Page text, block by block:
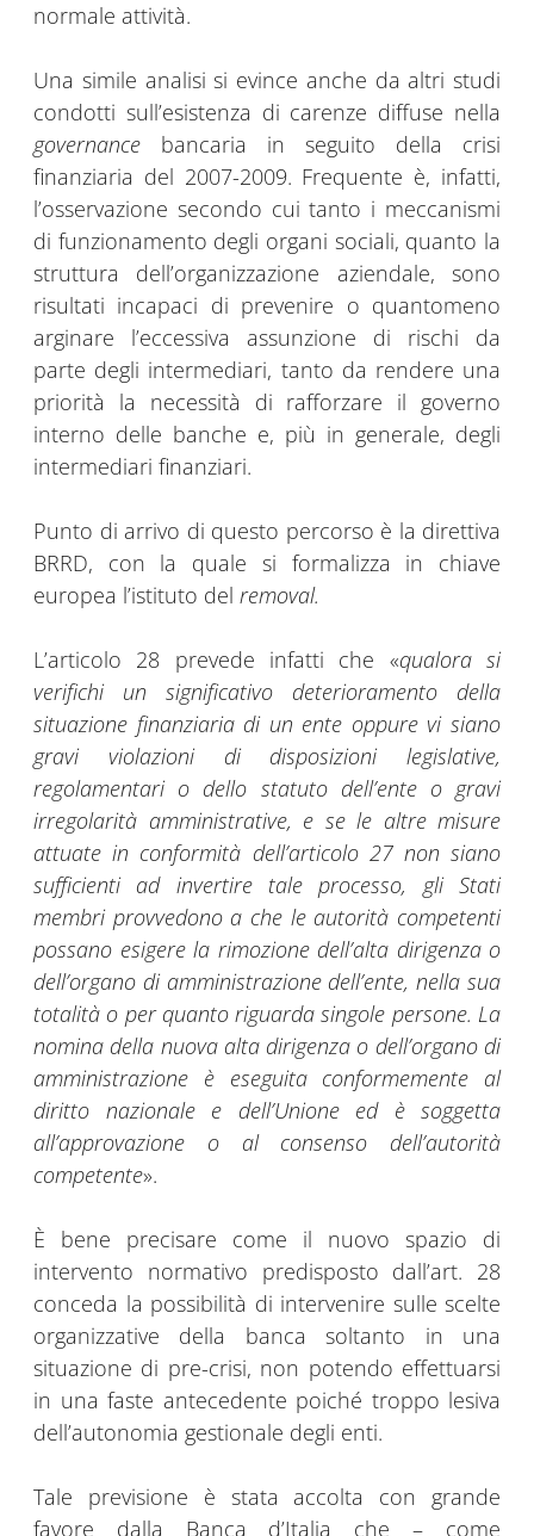
normale attività.
Una simile analisi si evince anche da altri studi
condotti sull’esistenza di carenze diffuse nella
governance bancaria in seguito della crisi
finanziaria del 2007-2009. Frequente è, infatti,
l’osservazione secondo cui tanto i meccanismi
di funzionamento degli organi sociali, quanto la
struttura dell’organizzazione aziendale, sono
risultati incapaci di prevenire o quantomeno
arginare l’eccessiva assunzione di rischi da
parte degli intermediari, tanto da rendere una
priorità la necessità di rafforzare il governo
interno delle banche e, più in generale, degli
intermediari finanziari.
Punto di arrivo di questo percorso è la direttiva
BRRD, con la quale si formalizza in chiave
europea l’istituto del removal.
L’articolo 28 prevede infatti che «qualora si
verifichi un significativo deterioramento della
situazione finanziaria di un ente oppure vi siano
gravi violazioni di disposizioni legislative,
regolamentari o dello statuto dell’ente o gravi
irregolarità amministrative, e se le altre misure
attuate in conformità dell’articolo 27 non siano
sufficienti ad invertire tale processo, gli Stati
membri provvedono a che le autorità competenti
possano esigere la rimozione dell’alta dirigenza o
dell’organo di amministrazione dell’ente, nella sua
totalità o per quanto riguarda singole persone. La
nomina della nuova alta dirigenza o dell’organo di
amministrazione è eseguita conformemente al
diritto nazionale e dell’Unione ed è soggetta
all’approvazione o al consenso dell’autorità
competente».
È bene precisare come il nuovo spazio di
intervento normativo predisposto dall’art. 28
conceda la possibilità di intervenire sulle scelte
organizzative della banca soltanto in una
situazione di pre-crisi, non potendo effettuarsi
in una faste antecedente poiché troppo lesiva
dell’autonomia gestionale degli enti.
Tale previsione è stata accolta con grande
favore dalla Banca d’Italia che – come